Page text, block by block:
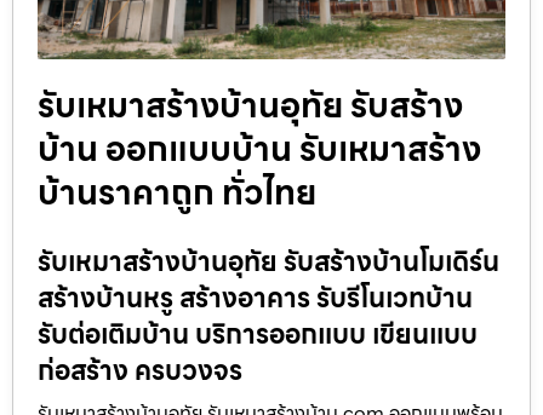
รับเหมาสร้างบ้านอุทัย รับสร้าง
บ้าน ออกแบบบ้าน รับเหมาสร้าง
บ้านราคาถูก ทั่วไทย
รับเหมาสร้างบ้านอุทัย รับสร้างบ้านโมเดิร์น
สร้างบ้านหรู สร้างอาคาร รับรีโนเวทบ้าน
รับต่อเติมบ้าน บริการออกแบบ เขียนแบบ
ก่อสร้าง ครบวงจร